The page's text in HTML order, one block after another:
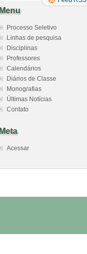
Menu
Processo Seletivo
Linhas de pesquisa
Disciplinas
Professores
Calendários
Diários de Classe
Monografias
Últimas Notícias
Contato
Meta
Acessar